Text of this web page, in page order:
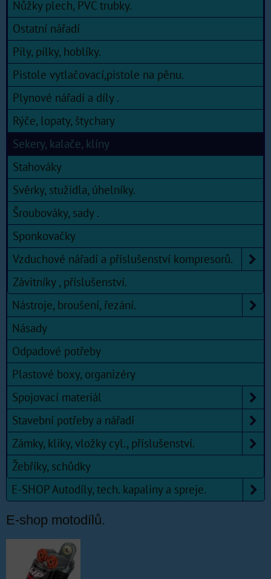
Nůžky plech, PVC trubky.
Ostatní nářadí
Pily, pilky, hoblíky.
Pistole vytlačovací,pistole na pěnu.
Plynové nářadí a díly .
Rýče, lopaty, štychary
Sekery, kalače, klíny
Stahováky
Svěrky, stužidla, úhelníky.
Šroubováky, sady .
Sponkovačky
Vzduchové nářadí a příslušenství kompresorů.
Závitníky , příslušenství.
Nástroje, broušení, řezání.
Násady
Odpadové potřeby
Plastové boxy, organizéry
Spojovací materiál
Stavební potřeby a nářadí
Zámky, kliky, vložky cyl., příslušenství.
Žebříky, schůdky
E-SHOP Autodíly, tech. kapaliny a spreje.
E-shop motodílů.